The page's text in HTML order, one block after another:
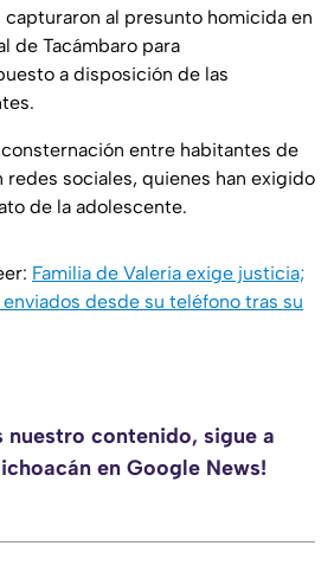
al presunto homicida en
de Tacámbaro para
a disposición de las
entre habitantes de
redes sociales, quienes han exigido
de la adolescente.
Familia de Valeria exige justicia;
desde su teléfono tras su
nuestro contenido, sigue a
en Google News!